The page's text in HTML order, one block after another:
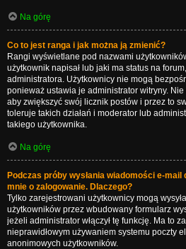
Na górę
Co to jest ranga i jak można ją zmienić?
Rangi wyświetlane pod nazwami
użytkownik napisał lub jaki ma status na
administratora. Użytkownicy nie mogą
ponieważ ustawia je administrator witryny.
aby zwiększyć swój licznik postów i przez to
toleruje takich działań i moderator lub
takiego użytkownika.
Na górę
Podczas próby wysłania wiadomości e-
mnie o zalogowanie. Dlaczego?
Tylko zarejestrowani użytkownicy mogą
użytkowników przez wbudowany formularz
jeżeli administrator włączył tę funkcję. Ma to
nieprawidłowym używaniem systemu poczty
anonimowych użytkowników.